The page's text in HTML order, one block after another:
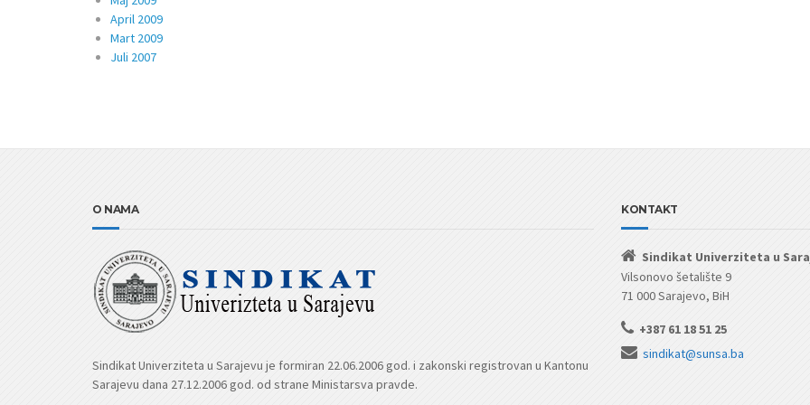
April 2009
Mart 2009
Juli 2007
O NAMA
Sindikat Univerziteta u Sarajevu je formiran 22.06.2006 god. i zakonski registrovan u Kantonu
Sarajevu dana 27.12.2006 god. od strane Ministarsva pravde.
KONTAKT
Sindikat Univerziteta u
Vilsonovo šetalište 9
71 000 Sarajevo, BiH
+387 61 18 51 25
sindikat@sunsa.ba